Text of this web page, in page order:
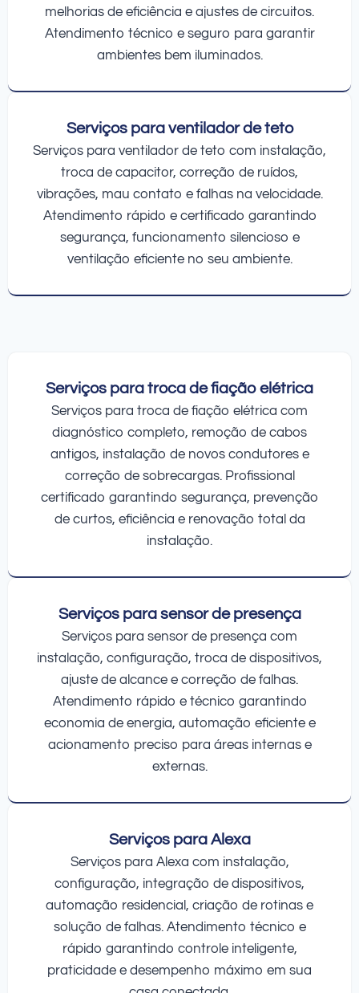
melhorias de eficiência e ajustes de circuitos.
Atendimento técnico e seguro para garantir
ambientes bem iluminados.
Serviços para ventilador de teto
Serviços para ventilador de teto com instalação,
troca de capacitor, correção de ruídos,
vibrações, mau contato e falhas na velocidade.
Atendimento rápido e certificado garantindo
segurança, funcionamento silencioso e
ventilação eficiente no seu ambiente.
Serviços para troca de fiação elétrica
Serviços para troca de fiação elétrica com
diagnóstico completo, remoção de cabos
antigos, instalação de novos condutores e
correção de sobrecargas. Profissional
certificado garantindo segurança, prevenção
de curtos, eficiência e renovação total da
instalação.
Serviços para sensor de presença
Serviços para sensor de presença com
instalação, configuração, troca de dispositivos,
ajuste de alcance e correção de falhas.
Atendimento rápido e técnico garantindo
economia de energia, automação eficiente e
acionamento preciso para áreas internas e
externas.
Serviços para Alexa
Serviços para Alexa com instalação,
configuração, integração de dispositivos,
automação residencial, criação de rotinas e
solução de falhas. Atendimento técnico e
rápido garantindo controle inteligente,
praticidade e desempenho máximo em sua